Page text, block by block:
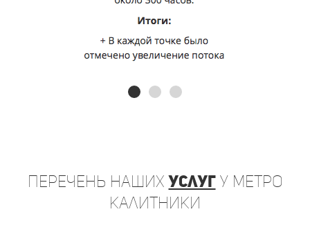
Перечень нашихуслугу метро
Калитники